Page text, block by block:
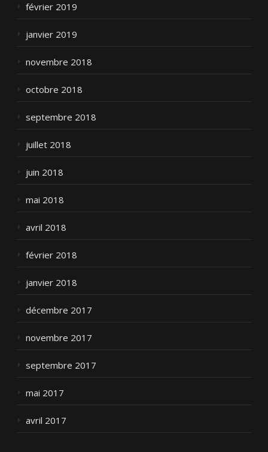
février 2019
janvier 2019
novembre 2018
octobre 2018
septembre 2018
juillet 2018
juin 2018
mai 2018
avril 2018
février 2018
janvier 2018
décembre 2017
novembre 2017
septembre 2017
mai 2017
avril 2017